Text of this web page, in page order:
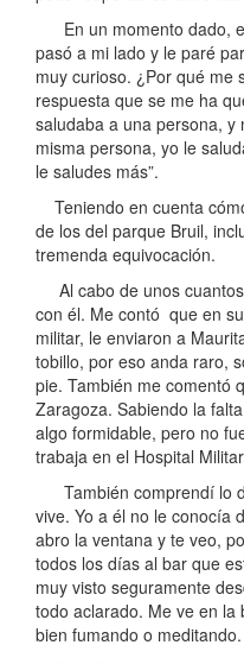
En un momento dado,
pasó a mi lado y le paré
muy curioso. ¿Por qué me
respuesta que se me ha
saludaba a una persona,
misma persona, yo le
le saludes más”.
Teniendo en cuenta
de los del parque Bruil,
tremenda equivocación.
Al cabo de unos
con él. Me contó que en
militar, le enviaron a
tobillo, por eso anda raro,
pie. También me comentó
Zaragoza. Sabiendo la
algo formidable, pero no
trabaja en el Hospital
También comprendí lo
vive. Yo a él no le conocía
abro la ventana y te veo,
todos los días al bar que
muy visto seguramente
todo aclarado. Me ve en la
bien fumando o meditando.